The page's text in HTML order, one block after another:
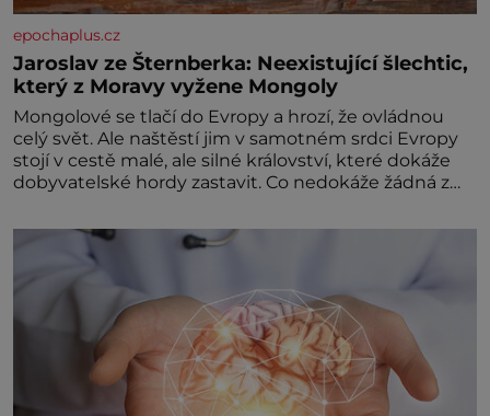
epochaplus.cz
Jaroslav ze Šternberka: Neexistující šlechtic,
který z Moravy vyžene Mongoly
Mongolové se tlačí do Evropy a hrozí, že ovládnou
celý svět. Ale naštěstí jim v samotném srdci Evropy
stojí v cestě malé, ale silné království, které dokáže
dobyvatelské hordy zastavit. Co nedokáže žádná z
král. Nebo že by ne? Mongolové od roku 1223
postupují podél Kaspického a Azovského moře,